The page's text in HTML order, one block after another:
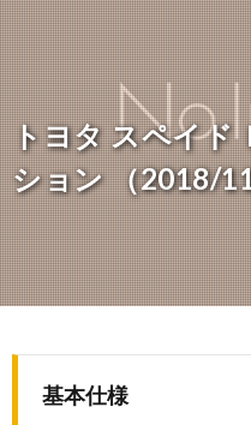
トヨタ スペイ
ション （2018/
基本仕様